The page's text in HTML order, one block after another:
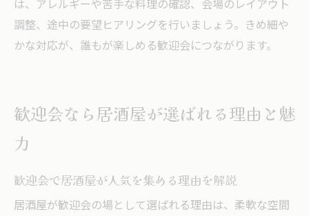
は、アレルギーや苦手な料理の確認、会場のレイアウト
調整、途中の要望ヒアリングを行いましょう。きめ細や
かな対応が、誰もが楽しめる歓迎会につながります。
歓迎会なら居酒屋が選ばれる理由と魅
力
歓迎会で居酒屋が人気を集める理由を解説
居酒屋が歓迎会の場として選ばれる理由は、柔軟な空間